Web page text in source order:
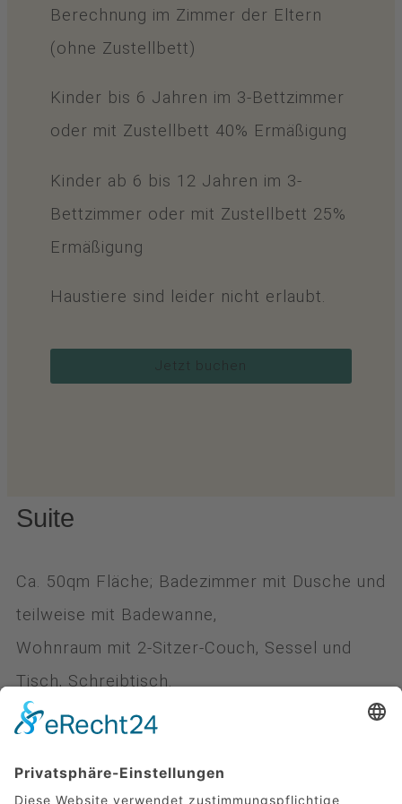
Berechnung im Zimmer der Eltern
(ohne Zustellbett)
Kinder bis 6 Jahren im 3-Bettzimmer
oder mit Zustellbett 40% Ermäßigung
Kinder ab 6 bis 12 Jahren im 3-
Bettzimmer oder mit Zustellbett 25%
Ermäßigung
Haustiere sind leider nicht erlaubt.
Jetzt buchen
Suite
Ca. 50qm Fläche; Badezimmer mit Dusche und
teilweise mit Badewanne,
Wohnraum mit 2-Sitzer-Couch, Sessel und
Tisch, Schreibtisch.
Separates großzügiges Schlafzimmer,
Türbogen mit Vorhang, teilweise mit zwei